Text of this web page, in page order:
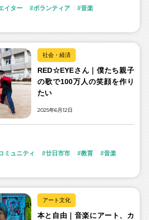
イター ボランティア 音楽
社会・経済
RED☆EYEさん｜僕たち親子
の歌で100万人の笑顔を作り
たい
2025年6月12日
ミュニティ 廿日市市 教育 音楽
アート文化
本と自由｜音楽にアート、カ